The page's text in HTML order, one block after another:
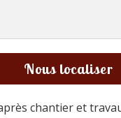
Nous localiser
chantier et